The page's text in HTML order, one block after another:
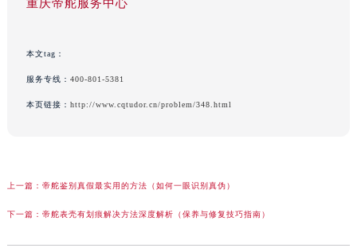
重庆帝舵服务中心
本文tag：
服务专线： 400-801-5381
本页链接： http://www.cqtudor.cn/problem/348.html
上一篇： 帝舵鉴别真假最实用的方法（如何一眼识别真伪）
下一篇： 帝舵表壳有划痕解决方法深度解析（保养与修复技巧指南）